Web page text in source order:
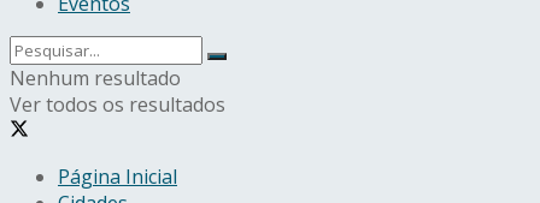
Nenhum resultado
Ver todos os resultados
Página Inicial